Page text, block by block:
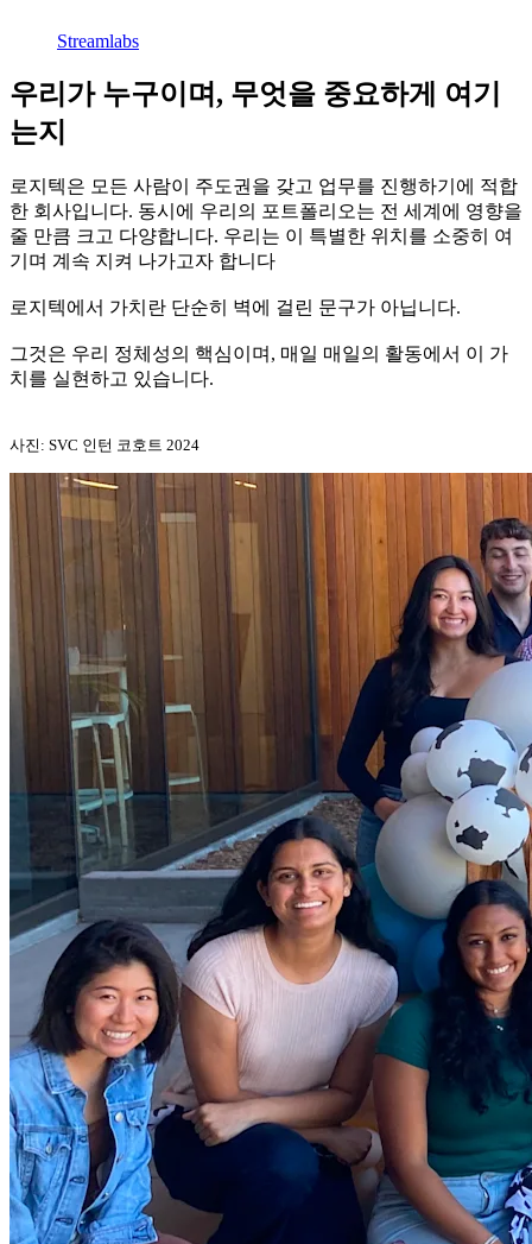
Streamlabs
우리가 누구이며, 무엇을 중요하게 여기
는지
로지텍은 모든 사람이 주도권을 갖고 업무를 진행하기에 적합
한 회사입니다. 동시에 우리의 포트폴리오는 전 세계에 영향을
줄 만큼 크고 다양합니다. 우리는 이 특별한 위치를 소중히 여
기며 계속 지켜 나가고자 합니다
로지텍에서 가치란 단순히 벽에 걸린 문구가 아닙니다.
그것은 우리 정체성의 핵심이며, 매일 매일의 활동에서 이 가
치를 실현하고 있습니다.
사진: SVC 인턴 코호트 2024